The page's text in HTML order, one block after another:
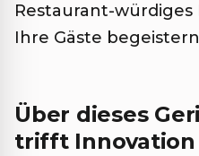
Restaurant-
Ihre Gäste
Über dieses
trifft Innovation